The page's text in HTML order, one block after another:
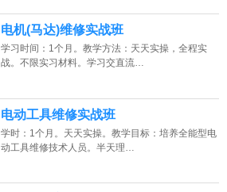
电机(马达)维修实战班
学习时间：1个月。教学方法：天天实操，全程实
战。不限实习材料。学习交直流…
电动工具维修实战班
学时：1个月。天天实操。教学目标：培养全能型电
动工具维修技术人员。半天理…